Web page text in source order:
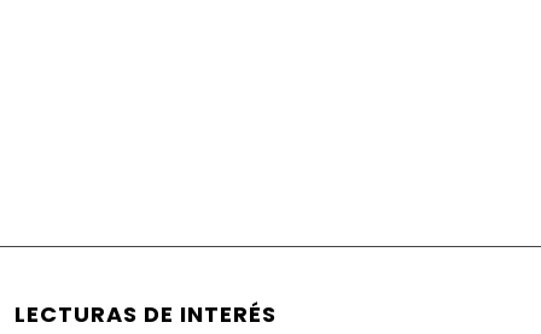
LECTURAS DE INTERÉS